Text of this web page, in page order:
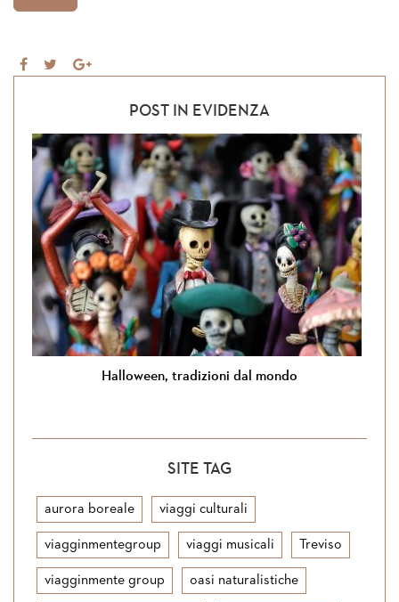
Share TweetShare
Google+POST IN EVIDENZA
Halloween, tradizioni dal mondo
SITE TAG
aurora boreale viaggi culturali
viagginmentegroup viaggi musicali Treviso
viagginmente group oasi naturalistiche